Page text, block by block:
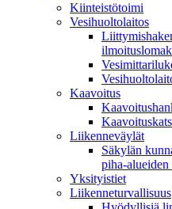
Kiinteistötoimi
Vesihuoltolaitos
Kaavoitus
Liikenneväylät
Säkylän
piha-
Yksityistiet
Liikenneturvallisuus